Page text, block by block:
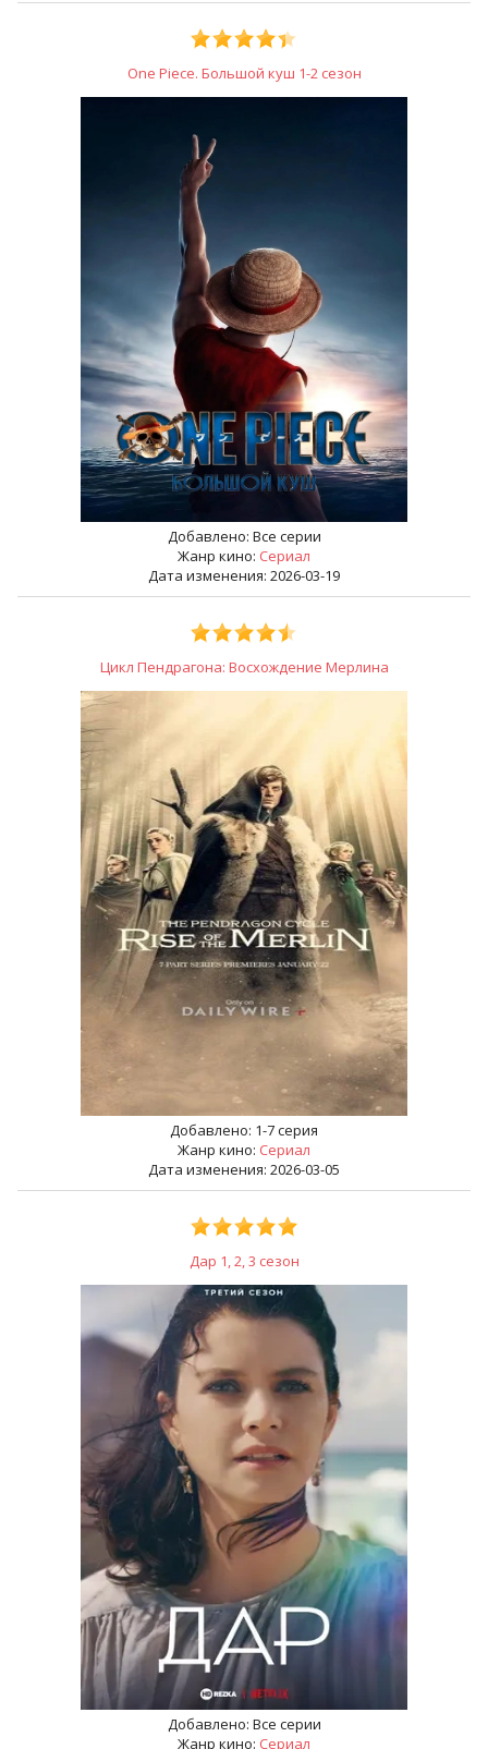
One Piece. Большой куш 1-2 сезон
Добавлено: Все серии
Жанр кино: Сериал
Дата изменения: 2026-03-19
Цикл Пендрагона: Восхождение Мерлина
Добавлено: 1-7 серия
Жанр кино: Сериал
Дата изменения: 2026-03-05
Дар 1, 2, 3 сезон
Добавлено: Все серии
Жанр кино: Сериал